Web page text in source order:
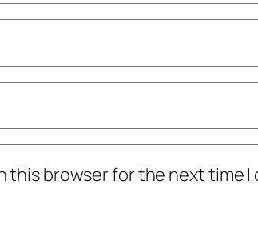
this browser for the next time I